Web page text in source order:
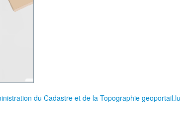
du Cadastre et de la Topographiegeoportail.lu